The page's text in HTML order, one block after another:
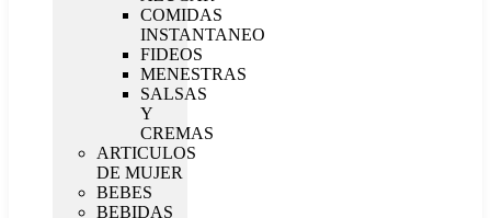
COMIDAS
INSTANTANEO
FIDEOS
MENESTRAS
SALSAS
Y
CREMAS
ARTICULOS
DE MUJER
BEBES
BEBIDAS